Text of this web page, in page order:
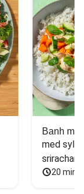
Banh mi-
med
20